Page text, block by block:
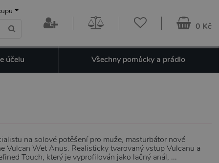
0 Kč
účelu Všechny pomůcky a prádlo
na solové potěšení pro muže, masturbátor nové
Vulcan Wet Anus. Realisticky tvarovaný vstup Vulcanu a
Touch, který je vyprofilován jako lačný anál, ...